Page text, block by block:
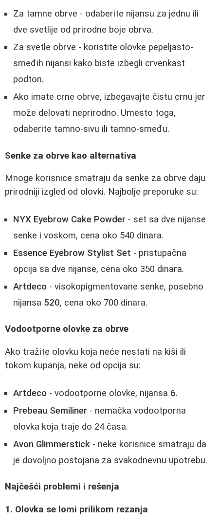
Za tamne obrve - odaberite nijansu za jednu ili
dve svetlije od prirodne boje obrva.
Za svetle obrve - koristite olovke pepeljasto-
smeđih nijansi kako biste izbegli crvenkast
podton.
Ako imate crne obrve, izbegavajte čistu crnu jer
može delovati neprirodno. Umesto toga,
odaberite tamno-sivu ili tamno-smeđu.
Senke za obrve kao alternativa
Mnoge korisnice smatraju da senke za obrve daju
prirodniji izgled od olovki. Najbolje preporuke su:
NYX Eyebrow Cake Powder - set sa dve nijanse
senke i voskom, cena oko 540 dinara.
Essence Eyebrow Stylist Set - pristupačna
opcija sa dve nijanse, cena oko 350 dinara.
Artdeco - visokopigmentovane senke, posebno
nijansa 520, cena oko 700 dinara.
Vodootporne olovke za obrve
Ako tražite olovku koja neće nestati na kiši ili
tokom kupanja, neke od opcija su:
Artdeco - vodootporne olovke, nijansa 6.
Prebeau Semiliner - nemačka vodootporna
olovka koja traje do 24 časa.
Avon Glimmerstick - neke korisnice smatraju da
je dovoljno postojana za svakodnevnu upotrebu.
Najčešći problemi i rešenja
1. Olovka se lomi prilikom rezanja